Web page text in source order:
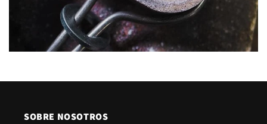
SOBRE NOSOTROS